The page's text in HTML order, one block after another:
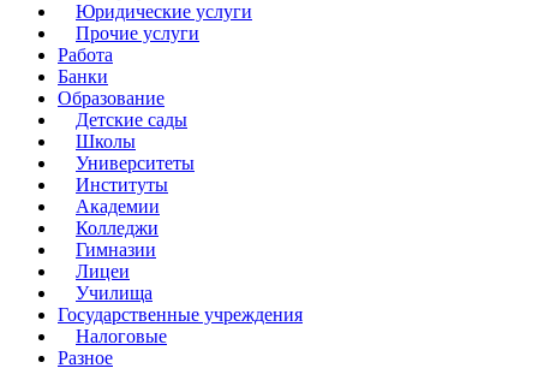
Юридические услуги
Прочие услуги
Работа
Банки
Образование
Детские сады
Школы
Университеты
Институты
Академии
Колледжи
Гимназии
Лицеи
Училища
Государственные учреждения
Налоговые
Разное